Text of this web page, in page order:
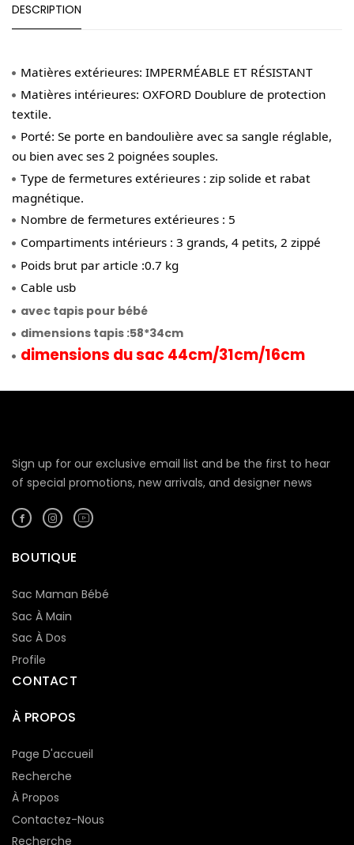
DESCRIPTION
Matières extérieures: IMPERMÉABLE ET RÉSISTANT
Matières intérieures: OXFORD Doublure de protection
textile.
Porté: Se porte en bandoulière avec sa sangle réglable,
ou bien avec ses 2 poignées souples.
Type de fermetures extérieures : zip solide et rabat
magnétique.
Nombre de fermetures extérieures : 5
Compartiments intérieurs : 3 grands, 4 petits, 2 zippé
Poids brut par article :0.7 kg
Cable usb
avec tapis pour bébé
dimensions tapis :58*34cm
dimensions du sac 44cm/31cm/16cm
Sign up for our exclusive email list and be the first to hear
of special promotions, new arrivals, and designer news
BOUTIQUE
Sac Maman Bébé
Sac À Main
Sac À Dos
Profile
CONTACT
À PROPOS
Page D'accueil
Recherche
À Propos
Contactez-Nous
Recherche